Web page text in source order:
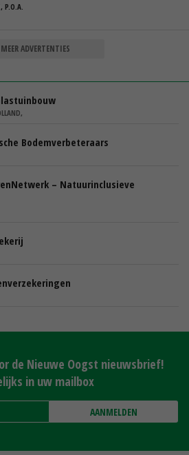
P.O.A.
MEER ADVERTENTIES
Bodemverbeteraars
– Natuurinclusieve
de Nieuwe Oogst nieuwsbrief!
in uw mailbox
AANMELDEN